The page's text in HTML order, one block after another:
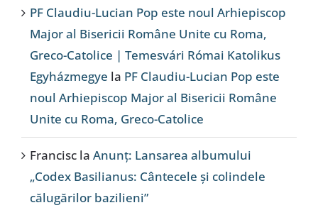
PF Claudiu-Lucian Pop este noul Arhiepiscop
Major al Bisericii Române Unite cu Roma,
Greco-Catolice | Temesvári Római Katolikus
Egyházmegye la PF Claudiu-Lucian Pop este
noul Arhiepiscop Major al Bisericii Române
Unite cu Roma, Greco-Catolice
Francisc la Anunț: Lansarea albumului
„Codex Basilianus: Cântecele și colindele
călugărilor bazilieni”